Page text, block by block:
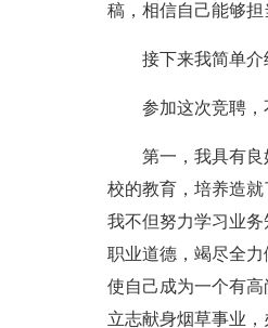
稿，相信自己能够担
接下来我简单介
参加这次竞聘，
第一，我具有
校的教育，培养造
我不但努力学习业
职业道德，竭尽全
使自己成为一个有
立志献身烟草事业